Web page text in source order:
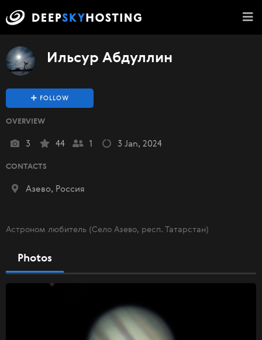
Ильсур Абдуллин
FOLLOW
OVERVIEW
3 44 1 3 Jan, 2024
CONTACTS
Азево, Россия
Астроном любитель (Село Азево, респ. Татарстан)
Photos